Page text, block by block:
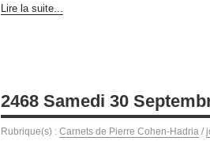
Lire la suite...
2468 Samedi 30
Rubrique(s) : Carnets de Pierre Cohen-Hadria /